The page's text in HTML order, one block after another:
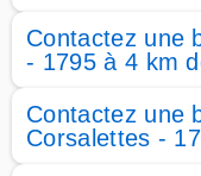
Contactez une
- 1795 à 4 km
Contactez une
Corsalettes -